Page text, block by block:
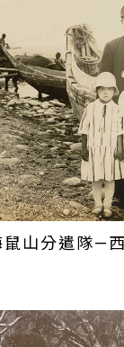
督由原本的武
本擁有駐臺軍隊
指揮駐臺的所有
，另成立「臺灣
1944年二戰末
。此外，由於
軍縮條約」的影
軍政策。1925
，日本本土稱為
的裁併及軍備近
樣貌及設備，我
鼠山分遣隊—